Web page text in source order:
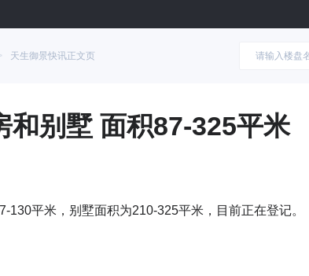
天生御景快讯正文页
和别墅 面积87-325平米
平米，别墅面积为210-325平米，目前正在登记。